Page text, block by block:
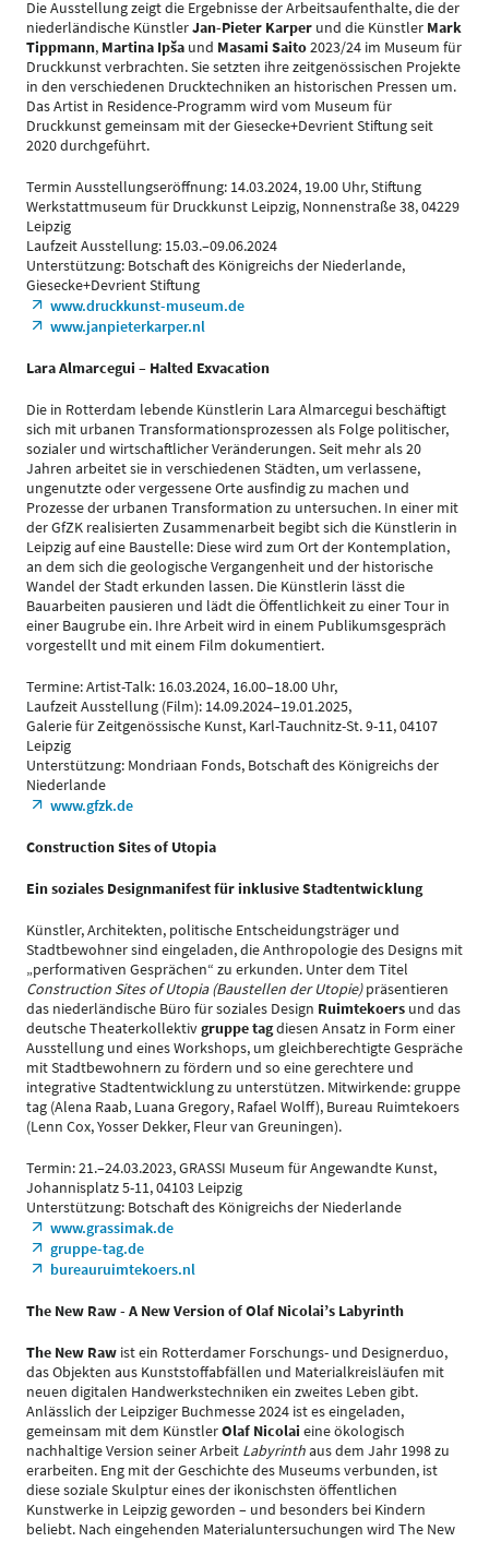
Die Ausstellung zeigt die Ergebnisse der Arbeitsaufenthalte, die der
niederländische KünstlerJan-Pieter Karper und die Künstler Mark
Tippmann, Martina Ipša und Masami Saito2023/24 im Museum für
Druckkunst verbrachten. Sie setzten ihre zeitgenössischen Projekte
in den verschiedenen Drucktechniken an historischen Pressen um.
Das Artist in Residence-Programm wird vom Museum für
Druckkunst gemeinsam mit der Giesecke+Devrient Stiftung seit
2020 durchgeführt.
Termin Ausstellungseröffnung: 14.03.2024, 19.00 Uhr, Stiftung
Werkstattmuseum für Druckkunst Leipzig, Nonnenstraße 38, 04229
Leipzig
Laufzeit Ausstellung: 15.03.–09.06.2024
Unterstützung: Botschaft des Königreichs der Niederlande,
Giesecke+Devrient Stiftung
www.druckkunst-museum.de
www.janpieterkarper.nl
Lara Almarcegui – Halted Exvacation
Die in Rotterdam lebende Künstlerin Lara Almarcegui beschäftigt
sich mit urbanen Transformationsprozessen als Folge politischer,
sozialer und wirtschaftlicher Veränderungen. Seit mehr als 20
Jahren arbeitet sie in verschiedenen Städten, um verlassene,
ungenutzte oder vergessene Orte ausfindig zu machen und
Prozesse der urbanen Transformation zu untersuchen. In einer mit
der GfZK realisierten Zusammenarbeit begibt sich die Künstlerin in
Leipzig auf eine Baustelle: Diese wird zum Ort der Kontemplation,
an dem sich die geologische Vergangenheit und der historische
Wandel der Stadt erkunden lassen. Die Künstlerin lässt die
Bauarbeiten pausieren und lädt die Öffentlichkeit zu einer Tour in
einer Baugrube ein. Ihre Arbeit wird in einem Publikumsgespräch
vorgestellt und mit einem Film dokumentiert.
Termine: Artist-Talk: 16.03.2024, 16.00–18.00 Uhr,
Laufzeit Ausstellung (Film): 14.09.2024–19.01.2025,
Galerie für Zeitgenössische Kunst, Karl-Tauchnitz-St. 9-11, 04107
Leipzig
Unterstützung: Mondriaan Fonds, Botschaft des Königreichs der
Niederlande
www.gfzk.de
Construction Sites of Utopia
Ein soziales Designmanifest für inklusive Stadtentwicklung
Künstler, Architekten, politische Entscheidungsträger und
Stadtbewohner sind eingeladen, die Anthropologie des Designs mit
„performativen Gesprächen“ zu erkunden. Unter dem Titel
Construction Sites of Utopia (Baustellen der Utopie)präsentieren
das niederländische Büro für soziales Design Ruimtekoers und das
deutsche Theaterkollektivgruppe tagdiesen Ansatz in Form einer
Ausstellung und eines Workshops, um gleichberechtigte Gespräche
mit Stadtbewohnern zu fördern und so eine gerechtere und
integrative Stadtentwicklung zu unterstützen. Mitwirkende: gruppe
tag (Alena Raab, Luana Gregory, Rafael Wolff), Bureau Ruimtekoers
(Lenn Cox, Yosser Dekker, Fleur van Greuningen).
Termin: 21.–24.03.2023, GRASSI Museum für Angewandte Kunst,
Johannisplatz 5-11, 04103 Leipzig
Unterstützung: Botschaft des Königreichs der Niederlande
www.grassimak.de
gruppe-tag.de
bureauruimtekoers.nl
The New Raw - A New Version of Olaf Nicolai’s Labyrinth
The New Raw ist ein Rotterdamer Forschungs- und Designerduo,
das Objekten aus Kunststoffabfällen und Materialkreisläufen mit
neuen digitalen Handwerkstechniken ein zweites Leben gibt.
Anlässlich der Leipziger Buchmesse 2024 ist es eingeladen,
gemeinsam mit dem KünstlerOlaf Nicolai eine ökologisch
nachhaltige Version seiner Arbeit Labyrinthaus dem Jahr 1998 zu
erarbeiten. Eng mit der Geschichte des Museums verbunden, ist
diese soziale Skulptur eines der ikonischsten öffentlichen
Kunstwerke in Leipzig geworden – und besonders bei Kindern
beliebt. Nach eingehenden Materialuntersuchungen wird The New